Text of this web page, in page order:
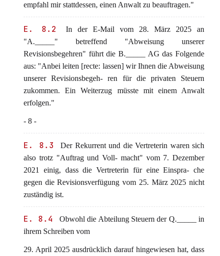
empfahl mir stattdessen, einen Anwalt zu beauftragen."
E. 8.2
In der E-Mail vom 28. März 2025 an
"A._____" betreffend "Abweisung unserer
Revisionsbegehren" führt die B._____ AG das Folgende
aus: "Anbei leiten [recte: lassen] wir Ihnen die Abweisung
unserer Revisionsbegeh- ren für die privaten Steuern
zukommen. Ein Weiterzug müsste mit einem Anwalt
erfolgen."
- 8 -
E. 8.3
Der Rekurrent und die Vertreterin waren sich
also trotz "Auftrag und Voll- macht" vom 7. Dezember
2021 einig, dass die Vertreterin für eine Einspra- che
gegen die Revisionsverfügung vom 25. März 2025 nicht
zuständig ist.
E. 8.4
Obwohl die Abteilung Steuern der Q._____ in
ihrem Schreiben vom
29. April 2025 ausdrücklich darauf hingewiesen hat, dass